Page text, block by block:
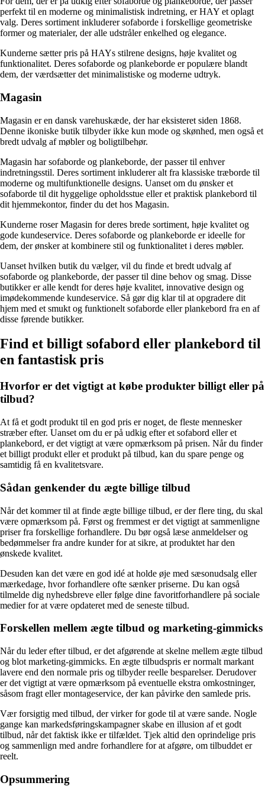
perfekt til en moderne og minimalistisk indretning, er HAY et oplagt
valg. Deres sortiment inkluderer sofaborde i forskellige geometriske
former og materialer, der alle udstråler enkelhed og elegance.
Kunderne sætter pris på HAYs stilrene designs, høje kvalitet og
funktionalitet. Deres sofaborde og plankeborde er populære blandt
dem, der værdsætter det minimalistiske og moderne udtryk.
Magasin
Magasin er en dansk varehuskæde, der har eksisteret siden 1868.
Denne ikoniske butik tilbyder ikke kun mode og skønhed, men også et
bredt udvalg af møbler og boligtilbehør.
Magasin har sofaborde og plankeborde, der passer til enhver
indretningsstil. Deres sortiment inkluderer alt fra klassiske træborde til
moderne og multifunktionelle designs. Uanset om du ønsker et
sofaborde til dit hyggelige opholdsstue eller et praktisk plankebord til
dit hjemmekontor, finder du det hos Magasin.
Kunderne roser Magasin for deres brede sortiment, høje kvalitet og
gode kundeservice. Deres sofaborde og plankeborde er ideelle for
dem, der ønsker at kombinere stil og funktionalitet i deres møbler.
Uanset hvilken butik du vælger, vil du finde et bredt udvalg af
sofaborde og plankeborde, der passer til dine behov og smag. Disse
butikker er alle kendt for deres høje kvalitet, innovative design og
imødekommende kundeservice. Så gør dig klar til at opgradere dit
hjem med et smukt og funktionelt sofaborde eller plankebord fra en af
disse førende butikker.
Find et billigt sofabord eller plankebord til
en fantastisk pris
Hvorfor er det vigtigt at købe produkter billigt eller på
tilbud?
At få et godt produkt til en god pris er noget, de fleste mennesker
stræber efter. Uanset om du er på udkig efter et sofabord eller et
plankebord, er det vigtigt at være opmærksom på prisen. Når du finder
et billigt produkt eller et produkt på tilbud, kan du spare penge og
samtidig få en kvalitetsvare.
Sådan genkender du ægte billige tilbud
Når det kommer til at finde ægte billige tilbud, er der flere ting, du skal
være opmærksom på. Først og fremmest er det vigtigt at sammenligne
priser fra forskellige forhandlere. Du bør også læse anmeldelser og
bedømmelser fra andre kunder for at sikre, at produktet har den
ønskede kvalitet.
Desuden kan det være en god idé at holde øje med sæsonudsalg eller
mærkedage, hvor forhandlere ofte sænker priserne. Du kan også
tilmelde dig nyhedsbreve eller følge dine favoritforhandlere på sociale
medier for at være opdateret med de seneste tilbud.
Forskellen mellem ægte tilbud og marketing-gimmicks
Når du leder efter tilbud, er det afgørende at skelne mellem ægte tilbud
og blot marketing-gimmicks. En ægte tilbudspris er normalt markant
lavere end den normale pris og tilbyder reelle besparelser. Derudover
er det vigtigt at være opmærksom på eventuelle ekstra omkostninger,
såsom fragt eller montageservice, der kan påvirke den samlede pris.
Vær forsigtig med tilbud, der virker for gode til at være sande. Nogle
gange kan markedsføringskampagner skabe en illusion af et godt
tilbud, når det faktisk ikke er tilfældet. Tjek altid den oprindelige pris
og sammenlign med andre forhandlere for at afgøre, om tilbuddet er
reelt.
Opsummering